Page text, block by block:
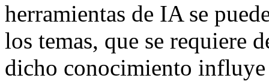
herramientas de IA se
los temas, que se requiere
dicho conocimiento influye